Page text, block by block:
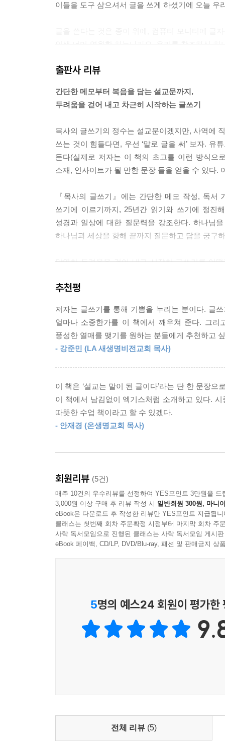
이들을 도구 삼으셔서 글을 쓰게 하셨기에 오늘 우
인생 너머 영원한 하늘나라요, 우리를 창조하신
---「1부 목사는 왜 글을 써야 하는가?」중에서
글은 자신도 알지 못하는 내면을 비추는 거울과도
면을 담아내는 탁월한 그릇이다. 메타인지가 생
선택이라면 이 지속성이 가져다주는 변화는 내면
세워 가는 존재로 쓰임 받게 된다.
---「2부 목사의 글쓰기, 무엇을 목표로 하는가?」
동시에 영성을 세워 가는 기도 자리여야 한다. 목
게 고민의 흔적을 담아내는 영적 노동이어야 한다.
예수께서 이 땅의 영혼들을 사랑하셔서 자기 목숨
---「2부 목사의 글쓰기, 무엇을 목표로 하는가?」
어떤 일은 계획적으로 준비한 후 시작해야 한다.
글을 쓰다가 채워야 할 빈 공간을 만났을 때, 그때
단련된다. 글은 쓰는 과정을 통해서만 그 능력이
처음부터 기준을 높게 잡지 말라. 그저 빈 공간을
던지라. 지금 당장 글쓰기를 시작하라. 초고의 부
것이다.
---「3부 일상 글쓰기, 이렇게 시작하라!」중에서
리스도인의 마음속 의문이라 여겨도 좋다.
타우마젠(‘호기심이 해소되는 순간, 물음표가 느
의문을 질문으로 표현하라. 말로 표현하고 글로
장으로 심화되는 질문도 좋다. 하박국 선지자도
고 하나님께 질문으로 나아갔다.
거워하며 변화하고 성숙해 갈 수 있다.
“왜 진리에 순종하지 않는가? 왜 복음에 열광하
가며 자신의 입장을 정리해 보라. … 글쓰기가 무
출판사 리뷰
간단한 메모부터 복음을 담는 설교문까지,
두려움을 걷어 내고 차근히 시작하는 글쓰기
목사의 글쓰기의 정수는 설교문이겠지만, 사역에
쓰는 것이 힘들다면, 우선 ‘말로 글을 써’ 보자.
둔다(실제로 저자는 이 책의 초고를 이런 방식으
소재, 인사이트가 될 만한 문장 들을 얻을 수 있다.
『목사의 글쓰기』에는 간단한 메모 작성, 독서
쓰기에 이르기까지, 25년간 읽기와 쓰기에 정진
성경과 일상에 대한 질문력을 강조한다. 하나님
하나님과 세상을 향해 끝까지 질문하고 답을 궁구
막연한 두려움을 걷어 내고 시작한 글쓰기를 어
공급받아야 하기 때문이다. 이 같은 공동체가 곳
것이다.
- 추천합니다!
* 설교문, 기도문 등 목회 현장 글쓰기로 고민 많은
* 글쓰기의 개념을 처음부터 재정립하고 싶은 사역
* 글쓰기를 통해 더욱 풍부한 신앙생활을 하기 원
추천평
저자는 글쓰기를 통해 기쁨을 누리는 분이다. 글
얼마나 소중한가를 이 책에서 깨우쳐 준다. 그
풍성한 열매를 맺기를 원하는 분들에게 추천하고
- 강준민 (LA 새생명비전교회 목사)
이 책은 ‘설교는 말이 된 글이다’라는 단 한 문장
이 책에서 남김없이 엑기스처럼 소개하고 있다.
따뜻한 수업 책이라고 할 수 있겠다.
- 안재경 (온생명교회 목사)
회원리뷰 (5건)
매주 10건의 우수리뷰를 선정하여 YES포인트 3만원을 드
3,000원 이상 구매 후 리뷰 작성 시 일반회원 300원, 마니
eBook은 다운로드 후 작성한 리뷰만 YES포인트 지급됩니
클래스는 첫번째 회차 주문확정 시점부터 마지막 회차 주
사락 독서모임으로 진행된 클래스는 사락 독서모임 게시
eBook 페이백, CD/LP, DVD/Blu-ray, 패션 및 판매금지 상
5명의 예스24 회원이 평가한
전체 리뷰 (5)